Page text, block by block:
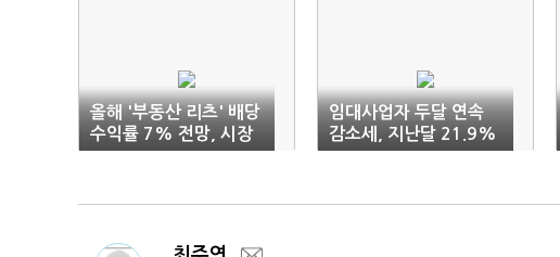
올해 '부동산 리츠' 배당
수익률 7% 전망, 시장
'들썩인다'
임대사업자 두달 연속
감소세, 지난달 21.9%
↓